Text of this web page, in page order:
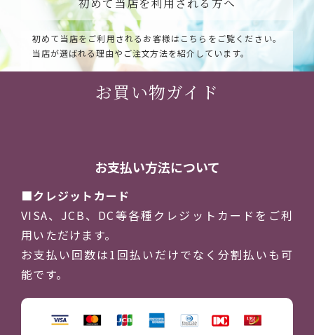
初めて当店をご利用されるお客様はこちらをご覧ください。
当店が選ばれる理由やご注文方法を紹介しています。
お買い物ガイド
お支払い方法について
クレジットカード
VISA、JCB、DC等各種クレジットカードをご利
用いただけます。
お支払い回数は1回払いだけでなく分割払いも可
能です。